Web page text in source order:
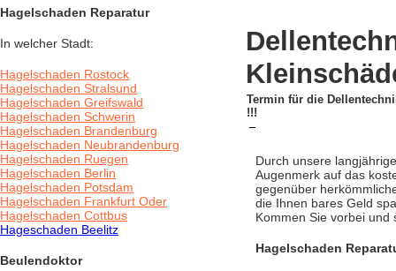
Hagelschaden Reparatur
In welcher Stadt:
Hagelschaden Rostock
Hagelschaden Stralsund
Hagelschaden Greifswald
Hagelschaden Schwerin
Hagelschaden Brandenburg
Hagelschaden Neubrandenburg
Hagelschaden Ruegen
Hagelschaden Berlin
Hagelschaden Potsdam
Hagelschaden Frankfurt Oder
Hagelschaden Cottbus
Hageschaden Beelitz
Beulendoktor
Termin für die
!!!
Durch unsere
Augenmerk auf das
gegenüber
die Ihnen bares Geld
Kommen Sie vorbei und
Hagelschaden